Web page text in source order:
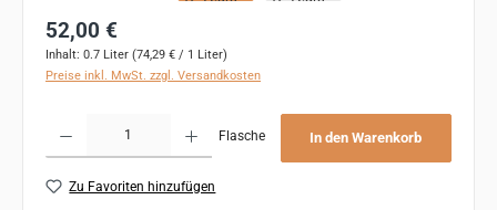
Regulärer Preis:
52,00 €
Inhalt: 0.7 Liter (74,29 € / 1 Liter)
Preise inkl. MwSt. zzgl. Versandkosten
Flasche In den Warenkorb
Zu Favoriten hinzufügen